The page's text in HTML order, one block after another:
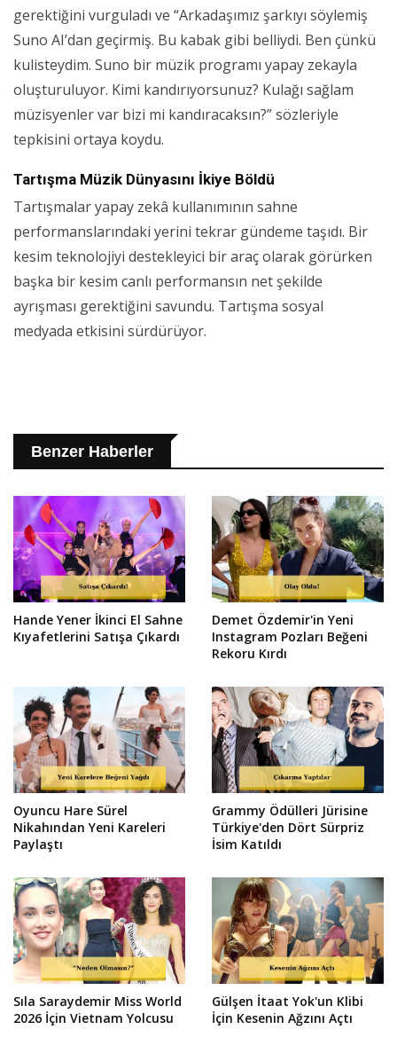
gerektiğini vurguladı ve “Arkadaşımız şarkıyı söylemiş
Suno AI’dan geçirmiş. Bu kabak gibi belliydi. Ben çünkü
kulisteydim. Suno bir müzik programı yapay zekayla
oluşturuluyor. Kimi kandırıyorsunuz? Kulağı sağlam
müzisyenler var bizi mi kandıracaksın?” sözleriyle
tepkisini ortaya koydu.
Tartışma Müzik Dünyasını İkiye Böldü
Tartışmalar yapay zekâ kullanımının sahne
performanslarındaki yerini tekrar gündeme taşıdı. Bir
kesim teknolojiyi destekleyici bir araç olarak görürken
başka bir kesim canlı performansın net şekilde
ayrışması gerektiğini savundu. Tartışma sosyal
medyada etkisini sürdürüyor.
Benzer Haberler
Hande Yener İkinci El Sahne
Kıyafetlerini Satışa Çıkardı
Demet Özdemir'in Yeni
Instagram Pozları Beğeni
Rekoru Kırdı
Oyuncu Hare Sürel
Nikahından Yeni Kareleri
Paylaştı
Grammy Ödülleri Jürisine
Türkiye'den Dört Sürpriz
İsim Katıldı
Sıla Saraydemir Miss World
2026 İçin Vietnam Yolcusu
Gülşen İtaat Yok'un Klibi
İçin Kesenin Ağzını Açtı